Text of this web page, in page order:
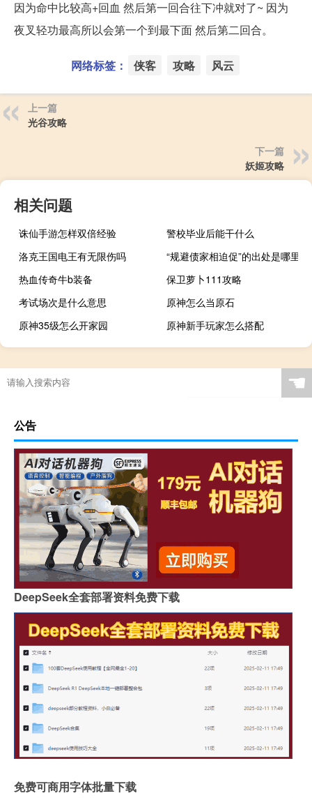
因为命中比较高+回血 然后第一回合往下冲就对了~ 因为
夜叉轻功最高所以会第一个到最下面 然后第二回合。
网络标签： 侠客 攻略 风云
上一篇
光谷攻略
下一篇
妖姬攻略
相关问题
诛仙手游怎样双倍经验
警校毕业后能干什么
洛克王国电王有无限伤吗
“规避债家相迫促”的出处是哪里
热血传奇牛b装备
保卫萝卜111攻略
考试场次是什么意思
原神怎么当原石
原神35级怎么开家园
原神新手玩家怎么搭配
☚
公告
DeepSeek全套部署资料免费下载
免费可商用字体批量下载